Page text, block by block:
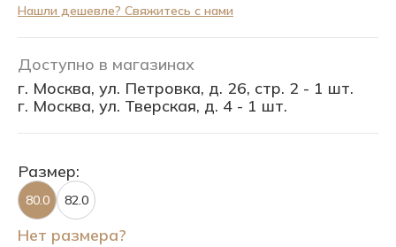
Нашли дешевле? Свяжитесь с нами
Доступно в магазинах
г. Москва, ул. Петровка, д. 26, стр. 2 - 1 шт.
г. Москва, ул. Тверская, д. 4 - 1 шт.
Размер:
80.0 82.0
Нет размера?